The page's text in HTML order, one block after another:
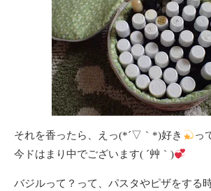
それを香ったら、えっ(*´▽｀*)好き
っ
今ドはまり中でございます( ´艸｀)
バジルって？って、パスタやピザをする